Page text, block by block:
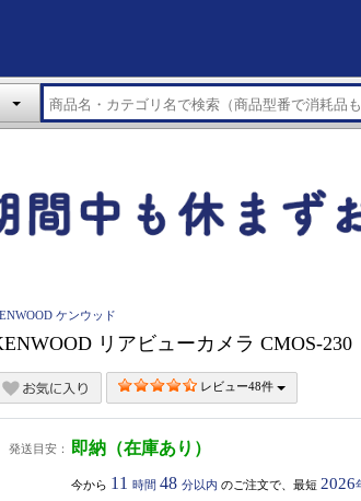
ケンウッド
リアビューカメラ CMOS-230
レビュー48件
発送目安： 即納（在庫あり）
今から 11 時間 48 分以内 のご注文で、最短 2026